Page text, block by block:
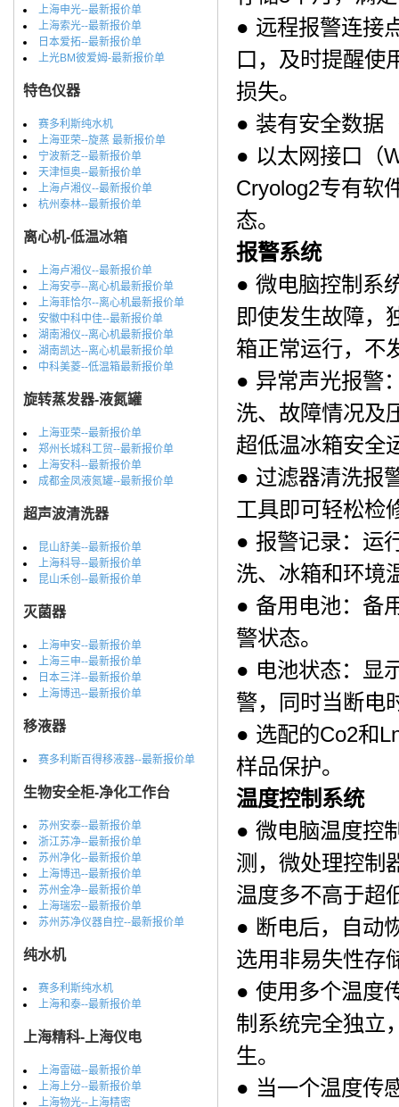
上海申光--最新报价单
上海索光--最新报价单
日本爱拓--最新报价单
上光BM彼爱姆-最新报价单
特色仪器
赛多利斯纯水机
上海亚荣--旋蒸 最新报价单
宁波新芝--最新报价单
天津恒奥--最新报价单
上海卢湘仪--最新报价单
杭州泰林--最新报价单
离心机-低温冰箱
上海卢湘仪--最新报价单
上海安亭--离心机最新报价单
上海菲恰尔--离心机最新报价单
安徽中科中佳--最新报价单
湖南湘仪--离心机最新报价单
湖南凯达--离心机最新报价单
中科美菱--低温箱最新报价单
旋转蒸发器-液氮罐
上海亚荣--最新报价单
郑州长城科工贸--最新报价单
上海安科--最新报价单
成都金凤液氮罐--最新报价单
超声波清洗器
昆山舒美--最新报价单
上海科导--最新报价单
昆山禾创--最新报价单
灭菌器
上海申安--最新报价单
上海三申--最新报价单
日本三洋--最新报价单
上海博迅--最新报价单
移液器
赛多利斯百得移液器--最新报价单
生物安全柜-净化工作台
苏州安泰--最新报价单
浙江苏净--最新报价单
苏州净化--最新报价单
上海博迅--最新报价单
苏州金净--最新报价单
上海瑞宏--最新报价单
苏州苏净仪器自控--最新报价单
纯水机
赛多利斯纯水机
上海和泰--最新报价单
上海精科-上海仪电
上海雷磁--最新报价单
上海上分--最新报价单
上海物光--上海精密
● 远程报警连接
口，及时提醒使
损失。
● 装有安全数据
● 以太网接口（
Cryolog2专有软
态。
报警系统
● 微电脑控制系
即使发生故障，
箱正常运行，不
● 异常声光报警
洗、故障情况及
超低温冰箱安全
● 过滤器清洗报
工具即可轻松检
● 报警记录：运
洗、冰箱和环境
● 备用电池：备
警状态。
● 电池状态：显
警，同时当断电
● 选配的Co2和
样品保护。
温度控制系统
● 微电脑温度控
测，微处理控制
温度多不高于超
● 断电后，自动
选用非易失性存
● 使用多个温度
制系统完全独立
生。
● 当一个温度传